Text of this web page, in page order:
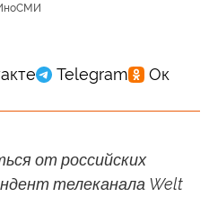
от российских
телеканала Welt